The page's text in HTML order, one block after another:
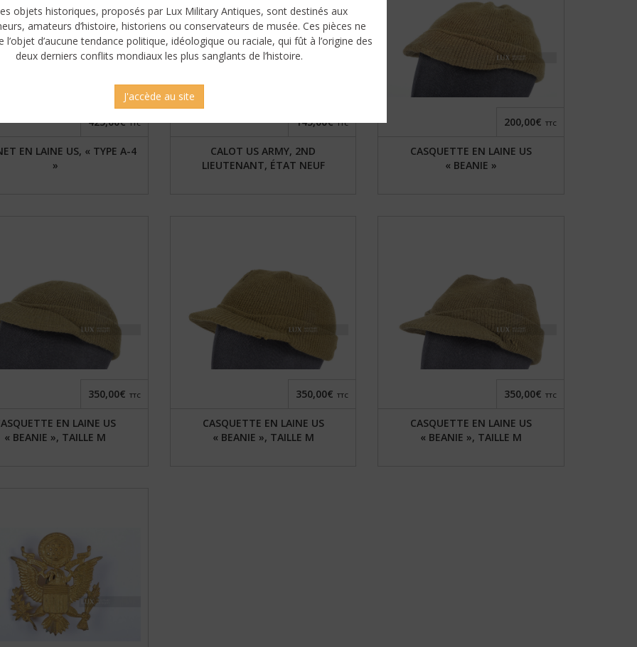
EN LAINE US, « TYPE A-4
»
425,00€ TTC
CALOT US ARMY, 2ND
LIEUTENANT, ÉTAT NEUF
145,00€ TTC
CASQUETTE EN LAINE US
« BEANIE »
200,00€ TTC
EN LAINE US
« BEANIE », TAILLE M
350,00€ TTC
CASQUETTE EN LAINE US
« BEANIE », TAILLE M
350,00€ TTC
CASQUETTE EN LAINE US
« BEANIE », TAILLE M
350,00€ TTC
objets historiques, proposés par Lux Military Antiques, sont destinés aux
amateurs d’histoire, historiens ou conservateurs de musée. Ces pièces ne
l’objet d’aucune tendance politique, idéologique ou raciale, qui fût à l’origine des
deux derniers conflits mondiaux les plus sanglants de l’histoire.
J'accède au site